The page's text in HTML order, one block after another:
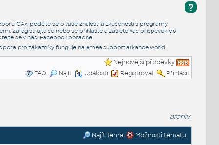
?
CAx, podělte se o vaše znalosti a zkušenosti s programy
Zaregistrujte se nebo se přihlašte a zašlete váš příspěvek do
se v naší Facebook poradně.
pro zákazníky funguje na emea.support.arkance.world
Nejnovější příspěvky
FAQ
Najít Události Registrovat Přihlásit
archiv
Najít Téma Možnosti tématu